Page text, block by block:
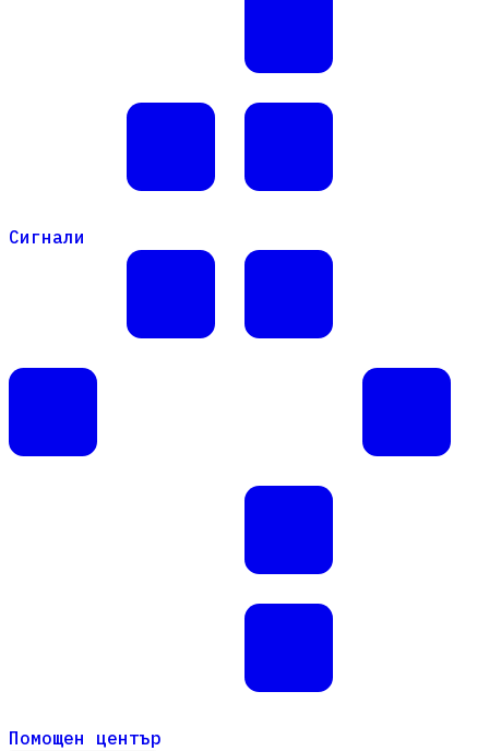
Сигнали
Помощен център